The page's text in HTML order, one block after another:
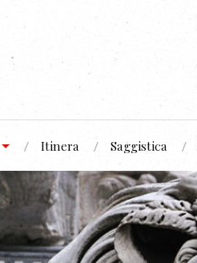
Itinera Saggistica